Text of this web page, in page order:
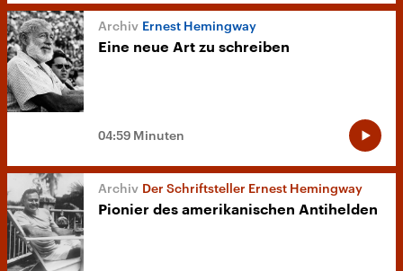
Ernest Hemingway
Eine neue Art zu schreiben
04:59 Minuten
Der Schriftsteller Ernest Hemingway
Pionier des amerikanischen Antihelden